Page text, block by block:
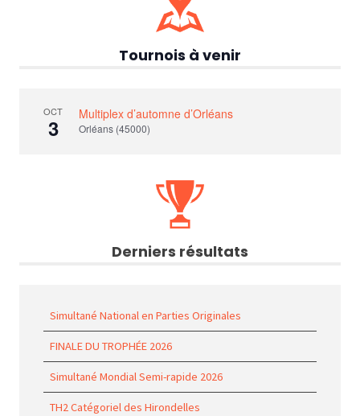
Tournois à venir
OCT
3
Multiplex d’automne d’Orléans
Orléans (45000)
Derniers résultats
Simultané National en Parties Originales
FINALE DU TROPHÉE 2026
Simultané Mondial Semi-rapide 2026
TH2 Catégoriel des Hirondelles